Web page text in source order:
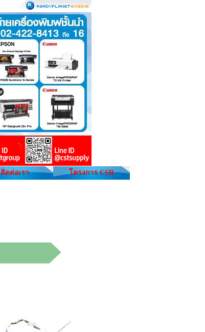
ติดต่อเรา โครงการ CSR